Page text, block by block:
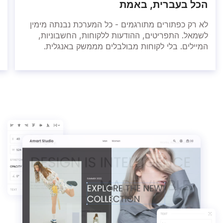
הכל בעברית, באמת
לא רק כפתורים מתורגמים - כל המערכת נבנתה מימין
לשמאל. התפריטים, ההודעות ללקוחות, החשבוניות,
המיילים. בלי לקוחות מבולבלים מממשק באנגלית.